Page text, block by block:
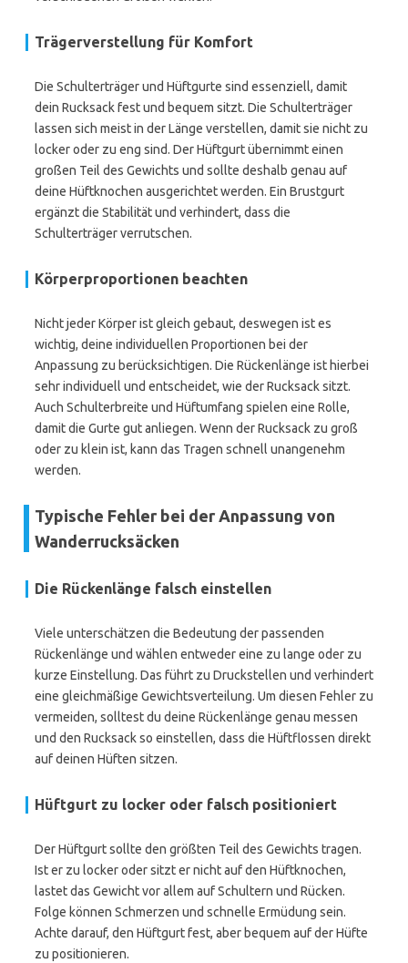
Trägerverstellung für Komfort
Die Schulterträger und Hüftgurte sind essenziell, damit
dein Rucksack fest und bequem sitzt. Die Schulterträger
lassen sich meist in der Länge verstellen, damit sie nicht zu
locker oder zu eng sind. Der Hüftgurt übernimmt einen
großen Teil des Gewichts und sollte deshalb genau auf
deine Hüftknochen ausgerichtet werden. Ein Brustgurt
ergänzt die Stabilität und verhindert, dass die
Schulterträger verrutschen.
Körperproportionen beachten
Nicht jeder Körper ist gleich gebaut, deswegen ist es
wichtig, deine individuellen Proportionen bei der
Anpassung zu berücksichtigen. Die Rückenlänge ist hierbei
sehr individuell und entscheidet, wie der Rucksack sitzt.
Auch Schulterbreite und Hüftumfang spielen eine Rolle,
damit die Gurte gut anliegen. Wenn der Rucksack zu groß
oder zu klein ist, kann das Tragen schnell unangenehm
werden.
Typische Fehler bei der Anpassung von
Wanderrucksäcken
Die Rückenlänge falsch einstellen
Viele unterschätzen die Bedeutung der passenden
Rückenlänge und wählen entweder eine zu lange oder zu
kurze Einstellung. Das führt zu Druckstellen und verhindert
eine gleichmäßige Gewichtsverteilung. Um diesen Fehler zu
vermeiden, solltest du deine Rückenlänge genau messen
und den Rucksack so einstellen, dass die Hüftflossen direkt
auf deinen Hüften sitzen.
Hüftgurt zu locker oder falsch positioniert
Der Hüftgurt sollte den größten Teil des Gewichts tragen.
Ist er zu locker oder sitzt er nicht auf den Hüftknochen,
lastet das Gewicht vor allem auf Schultern und Rücken.
Folge können Schmerzen und schnelle Ermüdung sein.
Achte darauf, den Hüftgurt fest, aber bequem auf der Hüfte
zu positionieren.